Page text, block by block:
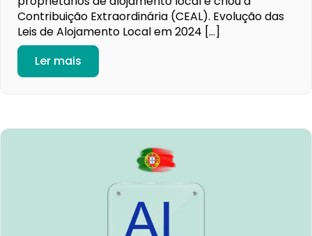
Contribuição Extraordinária (CEAL). Evolução das
Leis de Alojamento Local em 2024 […]
Ler mais